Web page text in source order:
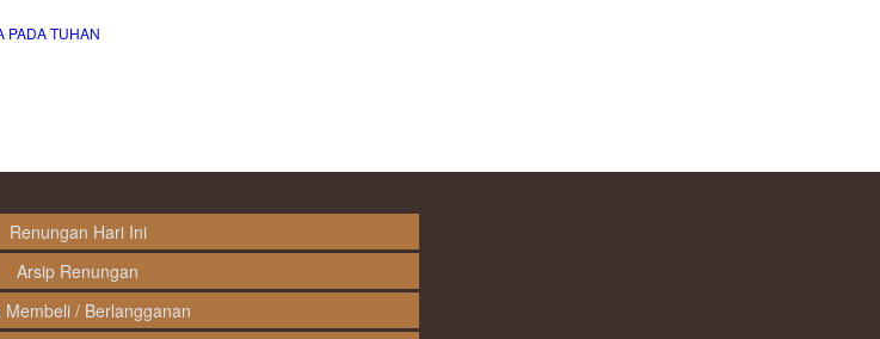
PADA TUHAN
Renungan Hari Ini
Arsip Renungan
Membeli / Berlangganan